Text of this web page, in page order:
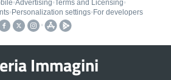
Immagini